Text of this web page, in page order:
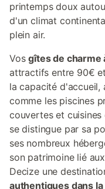
printemps doux
d'un climat
plein air.
Vosgîtes de charme
attractifs entre 90€
la capacité d'accueil,
comme les piscines
couvertes et cuisines
se distingue par sa
ses nombreux
son patrimoine lié
Decize une
authentiques dans la